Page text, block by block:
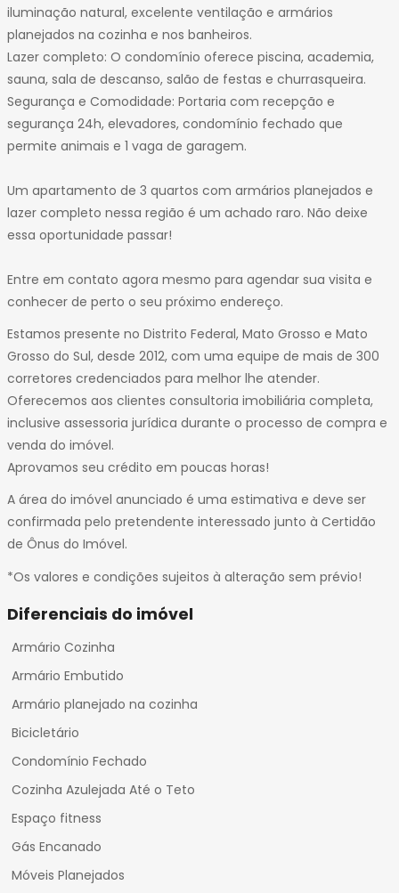
iluminação natural, excelente ventilação e armários
planejados na cozinha e nos banheiros.
Lazer completo: O condomínio oferece piscina, academia,
sauna, sala de descanso, salão de festas e churrasqueira.
Segurança e Comodidade: Portaria com recepção e
segurança 24h, elevadores, condomínio fechado que
permite animais e 1 vaga de garagem.
Um apartamento de 3 quartos com armários planejados e
lazer completo nessa região é um achado raro. Não deixe
essa oportunidade passar!
Entre em contato agora mesmo para agendar sua visita e
conhecer de perto o seu próximo endereço.
Estamos presente no Distrito Federal, Mato Grosso e Mato
Grosso do Sul, desde 2012, com uma equipe de mais de 300
corretores credenciados para melhor lhe atender.
Oferecemos aos clientes consultoria imobiliária completa,
inclusive assessoria jurídica durante o processo de compra e
venda do imóvel.
Aprovamos seu crédito em poucas horas!
A área do imóvel anunciado é uma estimativa e deve ser
confirmada pelo pretendente interessado junto à Certidão
de Ônus do Imóvel.
*Os valores e condições sujeitos à alteração sem prévio!
Diferenciais do imóvel
Armário Cozinha
Armário Embutido
Armário planejado na cozinha
Bicicletário
Condomínio Fechado
Cozinha Azulejada Até o Teto
Espaço fitness
Gás Encanado
Móveis Planejados